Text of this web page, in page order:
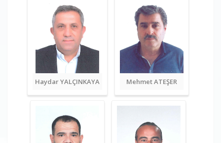
Haydar YALÇINKAYA Mehmet ATEŞER